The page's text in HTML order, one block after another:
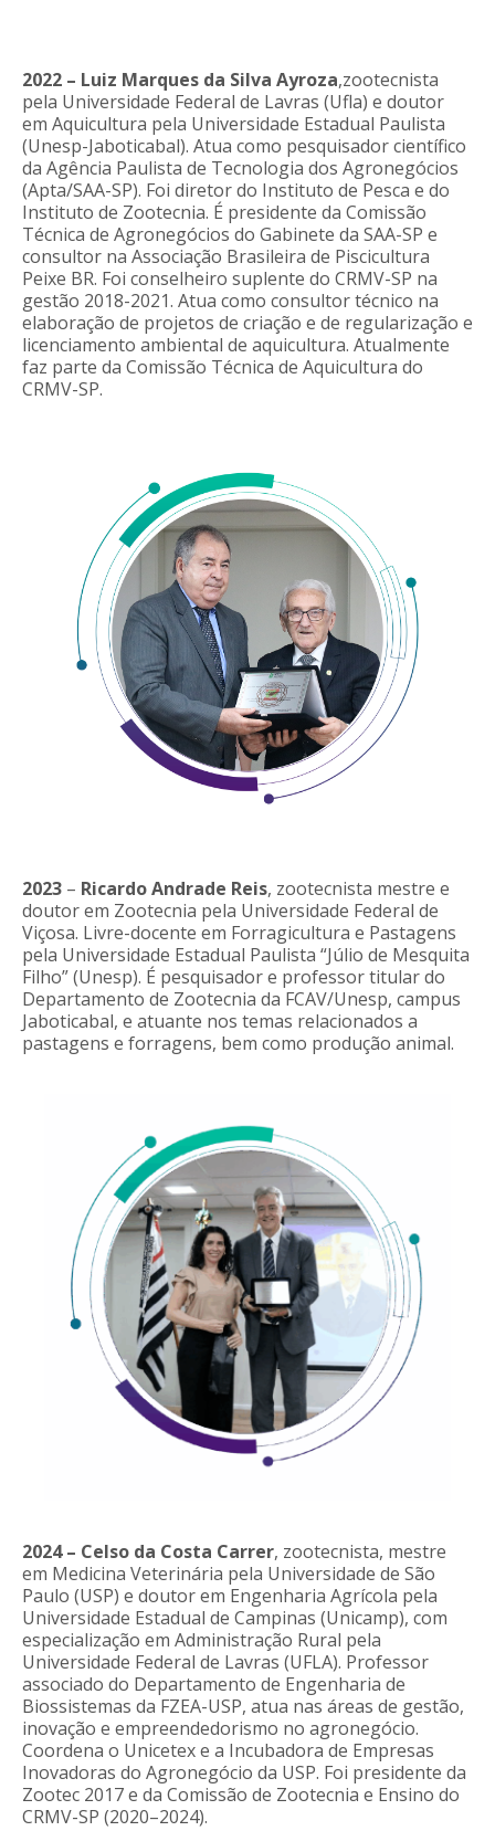
2022 – Luiz Marques da Silva Ayroza,zootecnista
pela Universidade Federal de Lavras (Ufla) e doutor
em Aquicultura pela Universidade Estadual Paulista
(Unesp-Jaboticabal). Atua como pesquisador científico
da Agência Paulista de Tecnologia dos Agronegócios
(Apta/SAA-SP). Foi diretor do Instituto de Pesca e do
Instituto de Zootecnia. É presidente da Comissão
Técnica de Agronegócios do Gabinete da SAA-SP e
consultor na Associação Brasileira de Piscicultura
Peixe BR. Foi conselheiro suplente do CRMV-SP na
gestão 2018-2021. Atua como consultor técnico na
elaboração de projetos de criação e de regularização e
licenciamento ambiental de aquicultura. Atualmente
faz parte da Comissão Técnica de Aquicultura do
CRMV-SP.
2023 – Ricardo Andrade Reis, zootecnista mestre e
doutor em Zootecnia pela Universidade Federal de
Viçosa. Livre-docente em Forragicultura e Pastagens
pela Universidade Estadual Paulista “Júlio de Mesquita
Filho” (Unesp). É pesquisador e professor titular do
Departamento de Zootecnia da FCAV/Unesp, campus
Jaboticabal, e atuante nos temas relacionados a
pastagens e forragens, bem como produção animal.
2024 – Celso da Costa Carrer, zootecnista, mestre
em Medicina Veterinária pela Universidade de São
Paulo (USP) e doutor em Engenharia Agrícola pela
Universidade Estadual de Campinas (Unicamp), com
especialização em Administração Rural pela
Universidade Federal de Lavras (UFLA). Professor
associado do Departamento de Engenharia de
Biossistemas da FZEA-USP, atua nas áreas de gestão,
inovação e empreendedorismo no agronegócio.
Coordena o Unicetex e a Incubadora de Empresas
Inovadoras do Agronegócio da USP. Foi presidente da
Zootec 2017 e da Comissão de Zootecnia e Ensino do
CRMV-SP (2020–2024).